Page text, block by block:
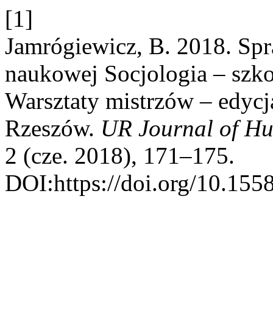
[1]
Jamrógiewicz, B. 2018.
naukowej Socjologia –
Warsztaty mistrzów –
Rzeszów. UR Journal of
2 (cze. 2018), 171–175.
DOI:https://doi.org/